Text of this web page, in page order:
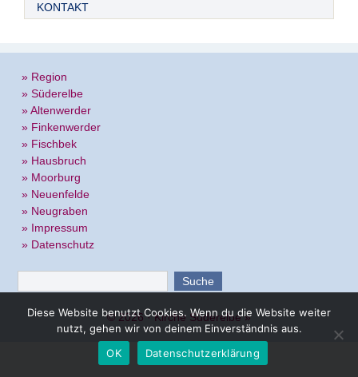
KONTAKT
» Region
» Süderelbe
» Altenwerder
» Finkenwerder
» Fischbek
» Hausbruch
» Moorburg
» Neuenfelde
» Neugraben
» Impressum
» Datenschutz
© 2026 ·Kirche Süderelbe »
Diese Website benutzt Cookies. Wenn du die Website weiter
nutzt, gehen wir von deinem Einverständnis aus.
OK
Datenschutzerklärung